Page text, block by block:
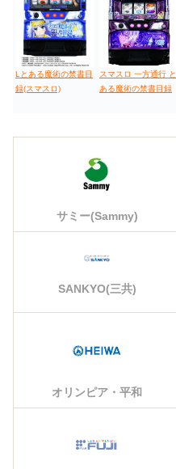
Lとある魔術の禁書目
録(スマスロ)
スマスロ 一方通行 と
ある魔術の禁書目録
サミー(Sammy)
SANKYO(三共)
オリンピア・平和